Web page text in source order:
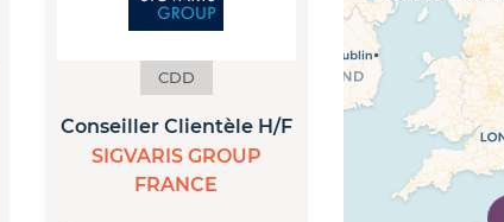
CDD
Conseiller Clientèle H/F
SIGVARIS GROUP
FRANCE